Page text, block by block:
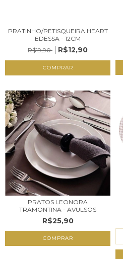
PRATINHO/PETISQUEIRA HEART
EDESSA - 12CM
R$19,90
R$12,90
PRATOS LEONORA
TRAMONTINA - AVULSOS
R$25,90
COMPRAR